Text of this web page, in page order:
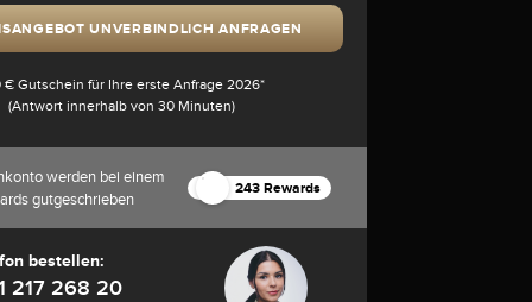
UNVERBINDLICH ANFRAGEN
€ Gutschein für Ihre erste Anfrage 2026*
(Antwort innerhalb von 30 Minuten)
werden bei einem
gutgeschrieben
243 Rewards
bestellen:
217 268 20